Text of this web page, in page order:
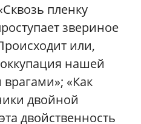
пленку
звериное
или,
нашей
«Как
двойной
двойственность